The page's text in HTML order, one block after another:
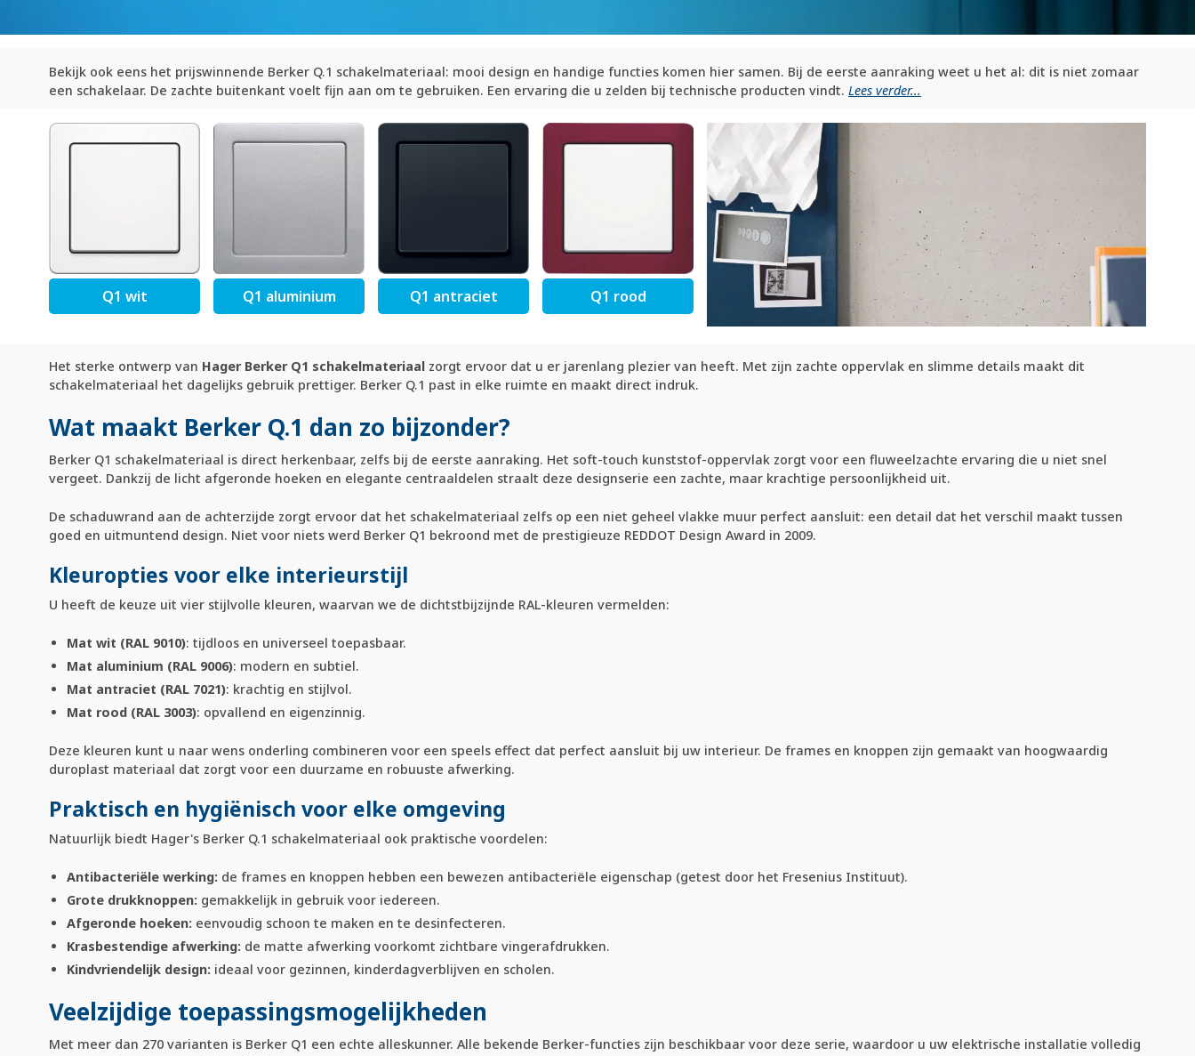
Bekijk ook eens het prijswinnende Berker Q.1 schakelmateriaal: mooi design en handige functies komen hier samen. Bij de eerste aanraking weet u het al: dit is niet zomaar
een schakelaar. De zachte buitenkant voelt fijn aan om te gebruiken. Een ervaring die u zelden bij technische producten vindt. Lees verder...
Q1 wit Q1 aluminium Q1 antraciet Q1 rood
Het sterke ontwerp van Hager Berker Q1 schakelmateriaal zorgt ervoor dat u er jarenlang plezier van heeft. Met zijn zachte oppervlak en slimme details maakt dit
schakelmateriaal het dagelijks gebruik prettiger. Berker Q.1 past in elke ruimte en maakt direct indruk.
Wat maakt Berker Q.1 dan zo bijzonder?
Berker Q1 schakelmateriaal is direct herkenbaar, zelfs bij de eerste aanraking. Het soft-touch kunststof-oppervlak zorgt voor een fluweelzachte ervaring die u niet snel
vergeet. Dankzij de licht afgeronde hoeken en elegante centraaldelen straalt deze designserie een zachte, maar krachtige persoonlijkheid uit.
De schaduwrand aan de achterzijde zorgt ervoor dat het schakelmateriaal zelfs op een niet geheel vlakke muur perfect aansluit: een detail dat het verschil maakt tussen
goed en uitmuntend design. Niet voor niets werd Berker Q1 bekroond met de prestigieuze REDDOT Design Award in 2009.
Kleuropties voor elke interieurstijl
U heeft de keuze uit vier stijlvolle kleuren, waarvan we de dichtstbijzijnde RAL-kleuren vermelden:
Mat wit (RAL 9010): tijdloos en universeel toepasbaar.
Mat aluminium (RAL 9006): modern en subtiel.
Mat antraciet (RAL 7021): krachtig en stijlvol.
Mat rood (RAL 3003): opvallend en eigenzinnig.
Deze kleuren kunt u naar wens onderling combineren voor een speels effect dat perfect aansluit bij uw interieur. De frames en knoppen zijn gemaakt van hoogwaardig
duroplast materiaal dat zorgt voor een duurzame en robuuste afwerking.
Praktisch en hygiënisch voor elke omgeving
Natuurlijk biedt Hager's Berker Q.1 schakelmateriaal ook praktische voordelen:
Antibacteriële werking: de frames en knoppen hebben een bewezen antibacteriële eigenschap (getest door het Fresenius Instituut).
Grote drukknoppen: gemakkelijk in gebruik voor iedereen.
Afgeronde hoeken: eenvoudig schoon te maken en te desinfecteren.
Krasbestendige afwerking: de matte afwerking voorkomt zichtbare vingerafdrukken.
Kindvriendelijk design: ideaal voor gezinnen, kinderdagverblijven en scholen.
Veelzijdige toepassingsmogelijkheden
Met meer dan 270 varianten is Berker Q1 een echte alleskunner. Alle bekende Berker-functies zijn beschikbaar voor deze serie, waardoor u uw elektrische installatie volledig